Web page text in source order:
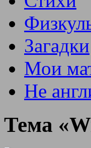
Загадки
Мои
Не
Тема